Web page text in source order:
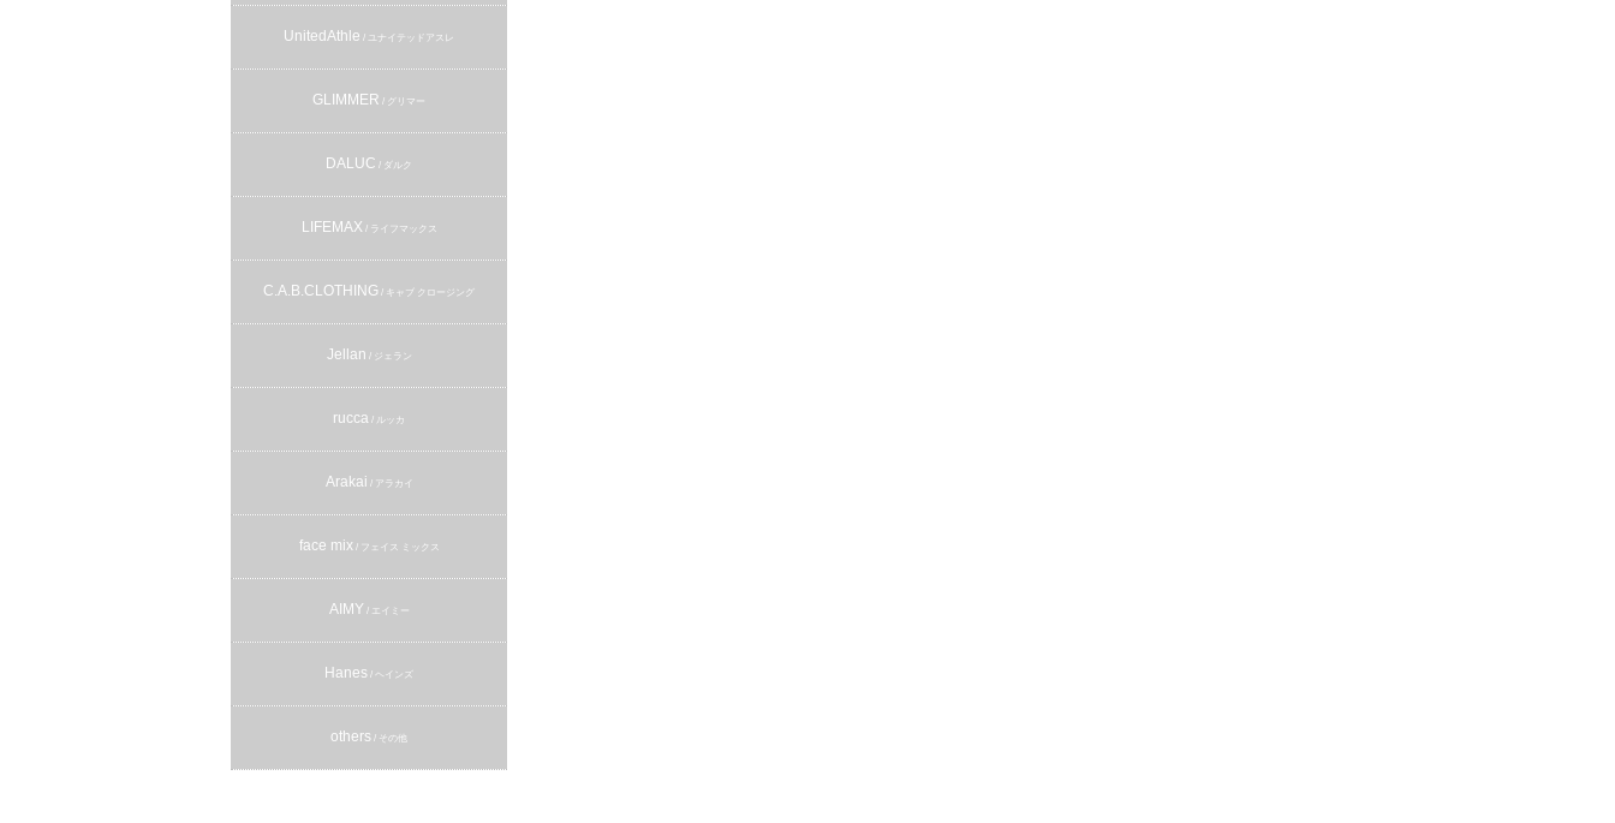
UnitedAthle / ユナイテッドアスレ
GLIMMER / グリマー
DALUC / ダルク
LIFEMAX / ライフマックス
C.A.B.CLOTHING / キャブ クロージング
Jellan / ジェラン
rucca / ルッカ
Arakai / アラカイ
face mix/ フェイス ミックス
AIMY / エイミー
Hanes / ヘインズ
others / その他